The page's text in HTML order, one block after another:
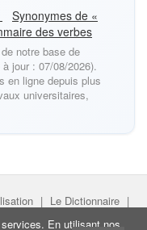
Synonymes de «
des verbes
notre base de
jour : 07/08/2026).
en ligne depuis plus
universitaires,
| Le Dictionnaire |
utiles En utilisant nos